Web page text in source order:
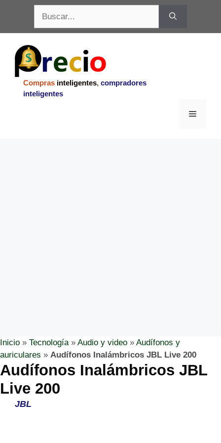
contenido
Compras inteligentes, compradores
inteligentes
Menu
Inicio » Tecnología» Audio y video » Audífonos y
auriculares » Audífonos Inalámbricos JBL Live 200
Audífonos Inalámbricos JBL
Live 200
JBL